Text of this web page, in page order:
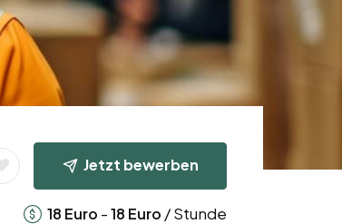
Jetzt bewerben
18 Euro -18 Euro / Stunde